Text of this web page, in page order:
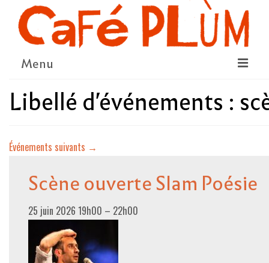
Menu
LE PROJET
LE CONSEIL COOPÉRATIF
DÉTAIL DES ÉVÉNEMENTS
LA SAISON CULTURELLE
Libellé d'événements :
Événements suivants →
Scène ouverte Slam Poésie
25 juin 2026 19h00 – 22h00